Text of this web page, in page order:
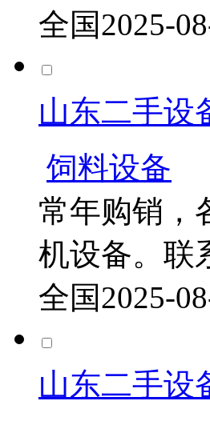
全国2025-
山东二手设
饲料设备
常年购销，
机设备。联
全国2025-
山东二手设